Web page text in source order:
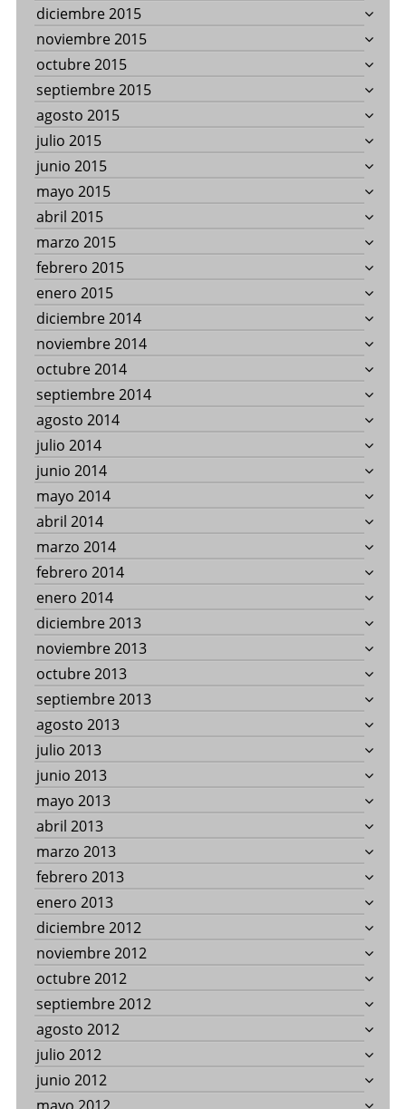
diciembre 2015
noviembre 2015
octubre 2015
septiembre 2015
agosto 2015
julio 2015
junio 2015
mayo 2015
abril 2015
marzo 2015
febrero 2015
enero 2015
diciembre 2014
noviembre 2014
octubre 2014
septiembre 2014
agosto 2014
julio 2014
junio 2014
mayo 2014
abril 2014
marzo 2014
febrero 2014
enero 2014
diciembre 2013
noviembre 2013
octubre 2013
septiembre 2013
agosto 2013
julio 2013
junio 2013
mayo 2013
abril 2013
marzo 2013
febrero 2013
enero 2013
diciembre 2012
noviembre 2012
octubre 2012
septiembre 2012
agosto 2012
julio 2012
junio 2012